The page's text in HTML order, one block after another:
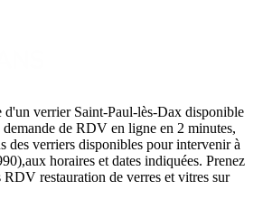
d'un verrier Saint-Paul-lès-Dax disponible
demande de RDV en ligne en 2 minutes,
des verriers disponibles pour intervenir à
horaires et dates indiquées. Prenez
RDV restauration de verres et vitres sur